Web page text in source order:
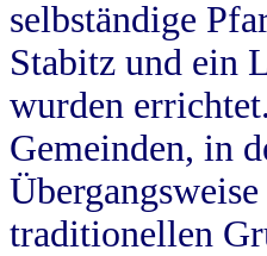
selbständige
Stabitz und ein
wurden
Gemeinden, in
traditionellen